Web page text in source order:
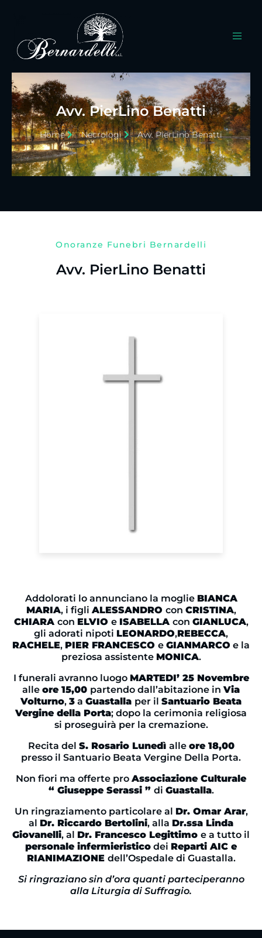
Avv. PierLino Benatti
Home Necrologi Avv. PierLino Benatti
Onoranze Funebri Bernardelli
Avv. PierLino Benatti
Addolorati lo annunciano la moglie BIANCA
MARIA, i figliALESSANDRO con CRISTINA,
CHIARA con ELVIO e ISABELLA con GIANLUCA,
gli adorati nipoti LEONARDO,REBECCA,
RACHELE, PIER FRANCESCO e GIANMARCO e la
preziosa assistente MONICA.
I funerali avranno luogo MARTEDI’ 25 Novembre
alle ore 15,00 partendo dall’abitazione in Via
Volturno, 3 a Guastalla per il Santuario Beata
Vergine della Porta; dopo la cerimonia religiosa
si proseguirà per la cremazione.
Recita del S. Rosario Lunedì alle ore 18,00
presso il Santuario Beata Vergine Della Porta.
Non fiori ma offerte proAssociazione Culturale
“ Giuseppe Serassi ” di Guastalla.
Un ringraziamento particolare al Dr. Omar Arar,
al Dr. Riccardo Bertolini, alla Dr.ssa Linda
Giovanelli, al Dr. Francesco Legittimo e a tutto il
personale infermieristico dei Reparti AIC e
RIANIMAZIONE dell’Ospedale di Guastalla.
Si ringrazianosin d’ora quanti parteciperanno
alla Liturgia di Suffragio.